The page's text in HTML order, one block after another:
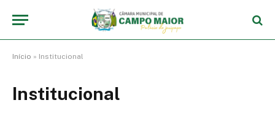
Início » Institucional
Institucional